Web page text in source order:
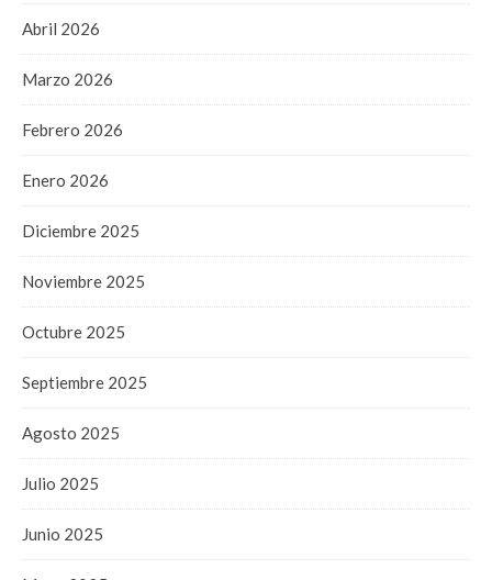
Abril 2026
Marzo 2026
Febrero 2026
Enero 2026
Diciembre 2025
Noviembre 2025
Octubre 2025
Septiembre 2025
Agosto 2025
Julio 2025
Junio 2025